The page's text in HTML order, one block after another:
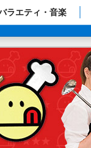
ージ
ラエティ・音楽